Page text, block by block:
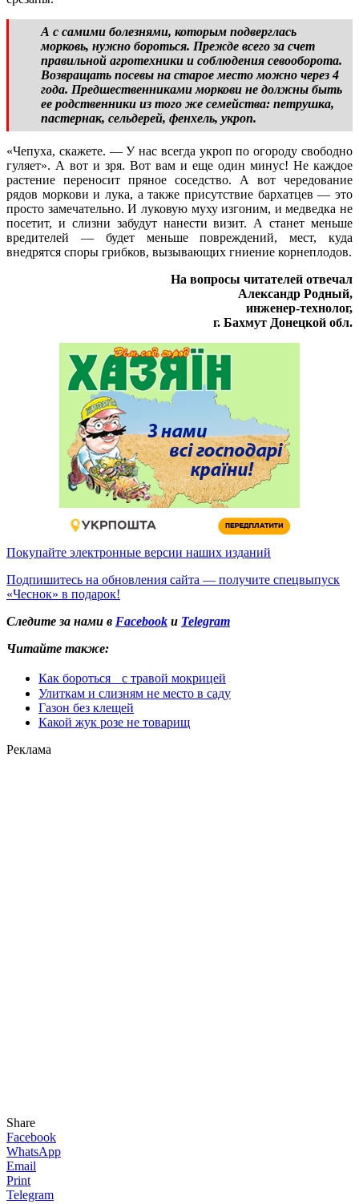
А с самими болезнями, которым подверглась
морковь, нужно бороться. Прежде всего за счет
правильной агротехники и соблюдения севооборота.
Возвращать посевы на старое место можно через 4
года. Предшественниками моркови не должны быть
ее родственники из того же семейства: петрушка,
пастернак, сельдерей, фенхель, укроп.
«Чепуха, скажете. — У нас всегда укроп по огороду свободно
гуляет». А вот и зря. Вот вам и еще один минус! Не каждое
растение переносит пряное соседство. А вот чередование
рядов моркови и лука, а также присутствие бархатцев — это
просто замечательно. И луковую муху изгоним, и медведка не
посетит, и слизни забудут нанести визит. А станет меньше
вредителей — будет меньше повреждений, мест, куда
внедрятся споры грибков, вызывающих гниение корнеплодов.
На вопросы читателей отвечал
Александр Родный,
инженер-технолог,
г. Бахмут Донецкой обл.
Покупайте электронные версии наших изданий
Подпишитесь на обновления сайта — получите спецвыпуск
«Чеснок» в подарок!
Следите за нами в Facebook и Telegram
Читайте также:
Как бороться с травой мокрицей
Улиткам и слизням не место в саду
Газон без клещей
Какой жук розе не товарищ
Реклама
Share
Facebook
WhatsApp
Email
Print
Telegram